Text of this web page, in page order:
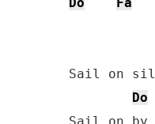
Sail on
Do